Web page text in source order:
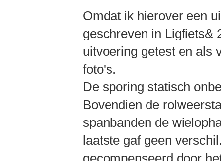
Omdat ik hierover een
geschreven in Ligfiets&
uitvoering getest en als
foto's.
De sporing statisch
Bovendien de
spanbanden de
laatste gaf geen
gecompenseerd door